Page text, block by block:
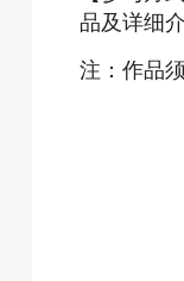
品及详细
注：作品